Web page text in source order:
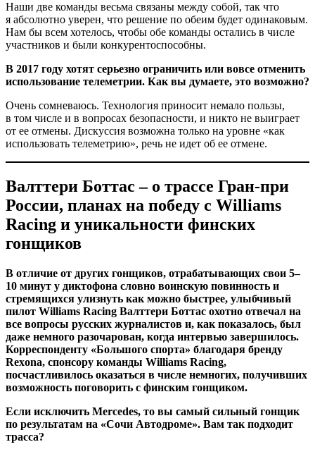
Наши две команды весьма связаны между собой, так что
я абсолютно уверен, что решение по обеим будет одинаковым.
Нам бы всем хотелось, чтобы обе команды остались в числе
участников и были конкурентоспособны.
В 2017 году хотят серьезно ограничить или вовсе отменить
использование телеметрии. Как вы думаете, это возможно?
Очень сомневаюсь. Технология приносит немало пользы,
в том числе и в вопросах безопасности, и никто не выиграет
от ее отмены. Дискуссия возможна только на уровне «как
использовать телеметрию», речь не идет об ее отмене.
Валттери Боттас – о трассе Гран-при
России, планах на победу c Williams
Racing и уникальности финских
гонщиков
В отличие от других гонщиков, отрабатывающих свои 5–
10 минут у диктофона словно воинскую повинность и
стремящихся улизнуть как можно быстрее, улыбчивый
пилот Williams Racing Валттери Боттас охотно отвечал на
все вопросы русских журналистов и, как показалось, был
даже немного разочарован, когда интервью завершилось.
Корреспонденту «Большого спорта» благодаря бренду
Rexona, спонсору команды Williams Racing,
посчастливилось оказаться в числе немногих, получивших
возможность поговорить с финским гонщиком.
Если исключить Mercedes, то вы самый сильный гонщик
по результатам на «Сочи Автодроме». Вам так подходит
трасса?